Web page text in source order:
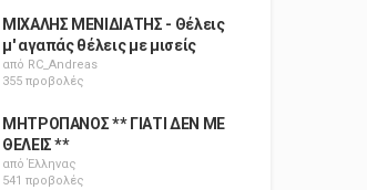
ΜΙΧΑΛΗΣ ΜΕΝΙΔΙΑΤΗΣ - Θέλεις
μ' αγαπάς θέλεις με μισείς
από RC_Andreas
355 προβολές
ΜΗΤΡΟΠΑΝΟΣ ** ΓΙΑΤΙ ΔΕΝ ΜΕ
ΘΕΛΕΙΣ **
απόΈλληνας
541 προβολές